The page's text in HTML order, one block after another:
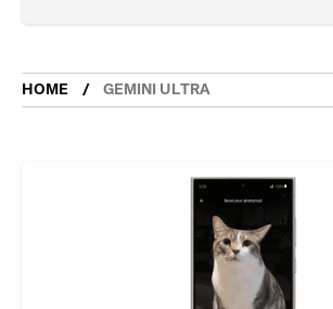
HOME GEMINI ULTRA